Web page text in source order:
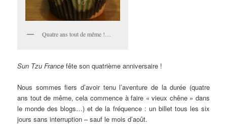
Quatre ans tout de même !…
Sun Tzu France fête son quatrième anniversaire !
Nous sommes fiers d’avoir tenu l’aventure de la durée (quatre
ans tout de même, cela commence à faire « vieux chêne » dans
le monde des blogs…) et de la fréquence : un billet tous les six
jours sans interruption – sauf le mois d’août.